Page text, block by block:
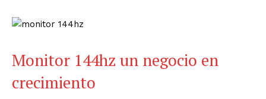
Monitor 144hz un negocio en
crecimiento